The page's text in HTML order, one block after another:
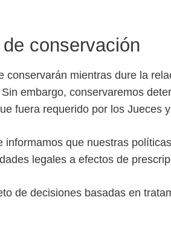
conservación
conservarán mientras dure la
embargo, conservaremos
fuera requerido por los Jueces
informamos que nuestras
legales a efectos de
de decisiones basadas en